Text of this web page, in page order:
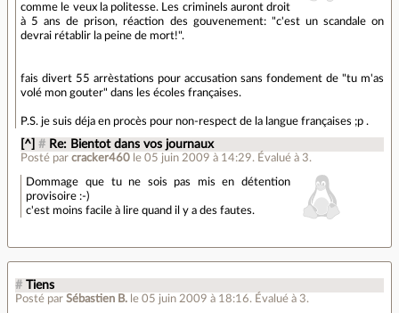
comme le veux la politesse. Les criminels auront droit
à 5 ans de prison, réaction des gouvenement: "c'est un scandale on
devrai rétablir la peine de mort!".
fais divert 55 arrèstations pour accusation sans fondement de "tu m'as
volé mon gouter" dans les écoles françaises.
P.S. je suis déja en procès pour non-respect de la langue françaises ;p .
[^] # Re: Bientot dans vos journaux
Posté parcracker460 le 05 juin 2009 à 14:29. Évalué à 3.
Dommage que tu ne sois pas mis en détention
provisoire :-)
c'est moins facile à lire quand il y a des fautes.
# Tiens
Posté par Sébastien B. le 05 juin 2009 à 18:16. Évalué à 3.